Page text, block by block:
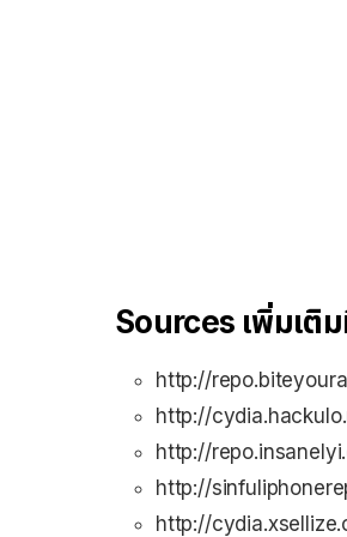
Sources เพิ่มเติม
http://
http://
http://
http://
http://